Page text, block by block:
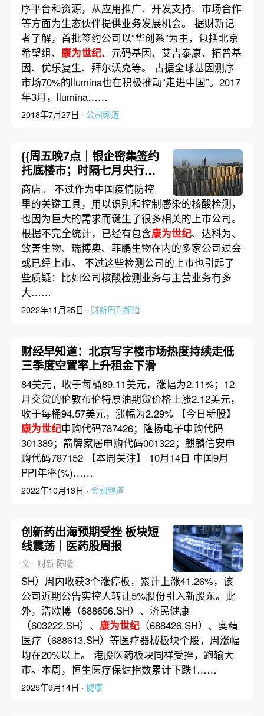
序平台和资源，从应用推广、开发支持、市场合作
等方面为生态伙伴提供业务发展机会。 据财新记
者了解，首批签约公司以“华创系”为主，包括北京
希望组、 康为世纪、元码基因、艾吉泰康、拓普基
因、优乐复生、拜尔沃克等。 占据全球基因测序
市场70%的llumina也在积极推动“走进中国”。2017
年3月，llumina……
2018年7月27日 · 公司频道
{{周五晚7点｜银企密集签约
托底楼市；时隔七月央行再
降准
商店。 不过作为中国疫情防控
里的关键工具，用以识别和控制感染的核酸检测，
也因为巨大的需求而诞生了很多相关的上市公司。
根据不完全统计，已经有包含康为世纪、达科为、
致善生物、瑞博奥、菲鹏生物在内的多家公司过会
或已经上市。 不过这些检测公司的上市也引起了
些质疑：比如公司核酸检测业务与主营业务有多
大……
2022年11月25日 · 财新周刊频道
财经早知道：北京写字楼市场热度持续走低
三季度空置率上升租金下滑
84美元，收于每桶89.11美元，涨幅为2.11%；12
月交货的伦敦布伦特原油期货价格上涨2.12美元，
收于每桶94.57美元，涨幅为2.29% 【今日新股】
康为世纪申购代码787426；隆扬电子申购代码
301389；箭牌家居申购代码001322；麒麟信安申
购代码787152 【本周关注】 10月14日 中国9月
PPI年率(%)……
2022年10月13日 · 金融频道
创新药出海预期受挫 板块短
线震荡｜医药股周报
文｜财新 陈曦
SH）周内收获3个涨停板，累计上涨41.26%，该
公司近期公告实控人转让5%股份引入新股东。此
外，浩欧博（688656.SH）、济民健康
（603222.SH）、 康为世纪（688426.SH）、奥精
医疗（688613.SH）等医疗器械板块个股，周涨幅
均在20%以上。 港股医药板块同样受挫，跑输大
市。本周，恒生医疗保健指数累计下跌1……
2025年9月14日 · 健康